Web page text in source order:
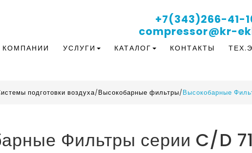
+7(343)266-41-
compressor@kr-
КОМПАНИИ УСЛУГИ КАТАЛОГ КОНТАКТЫ
подготовки воздуха/Высокобарные фильтры/Высокобарные
Фильтры серии C/D